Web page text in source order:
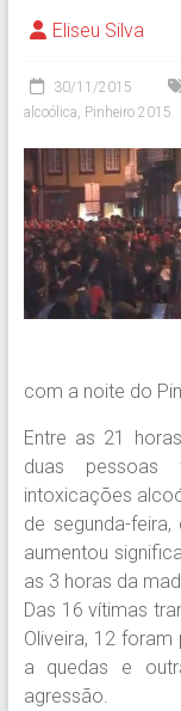
Eliseu Silva
30/11/2015
alcoólica Pinheiro 2015
com a noite do
Entre as 21
duas pessoas
intoxicações
de segunda-
aumentou
as 3 horas da
Das 16 vítimas
Oliveira, 12
a quedas e
agressão.